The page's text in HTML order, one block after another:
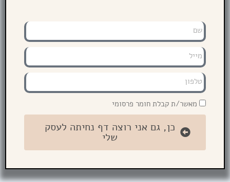
מאשר/ת קבלת חומר פרסומי
כן, גם אני רוצה דף נחיתה לעסק
שלי